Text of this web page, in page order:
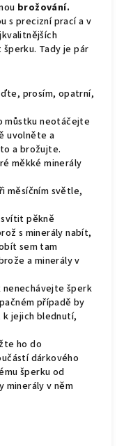
brožování.
s precizní prací a v
Tady je pár
prosím, opatrní,
můstku neotáčejte
uvolněte a
a brožujte.
měkké minerály
měsíčním světle,
svítit pěkně
s minerály nabít,
sem tam
a minerály v
nenechávejte šperk
případě by
jejich blednutí,
ho do
dárkového
šperku od
minerály v něm